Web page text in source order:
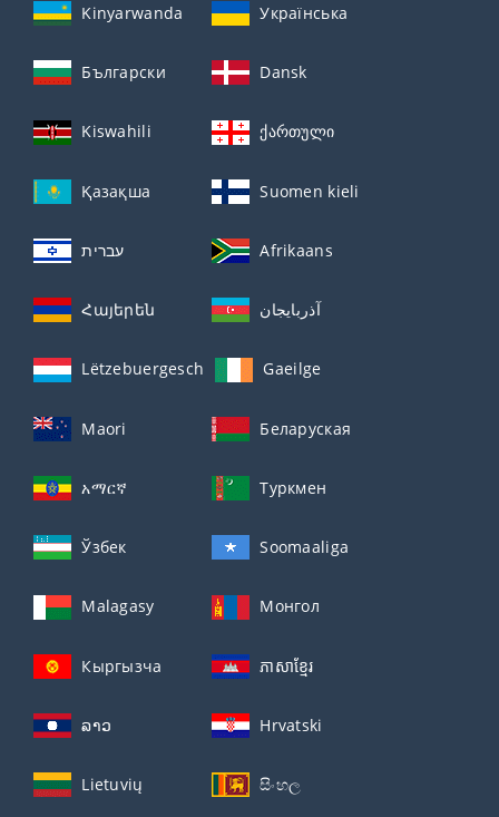
Kinyarwanda Українська
Български Dansk
Kiswahili ქართული
Қазақша Suomen kieli
עברית Afrikaans
Հայերեն آذربايجان
Lëtzebuergesch Gaeilge
Maori Беларуская
አማርኛ Туркмен
Ўзбек Soomaaliga
Malagasy Монгол
Кыргызча ភាសាខ្មែរ
ລາວ Hrvatski
Lietuvių සිංහල